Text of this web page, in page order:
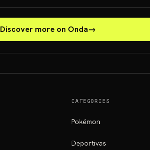
Discover more on Onda→
CATEGORIES
Pokémon
Deportivas